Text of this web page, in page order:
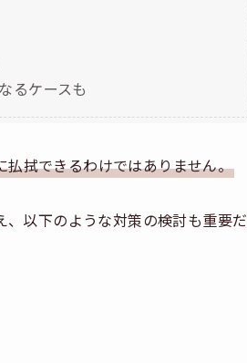
るケースも
払拭できるわけではありません。
以下のような対策の検討も重要だ